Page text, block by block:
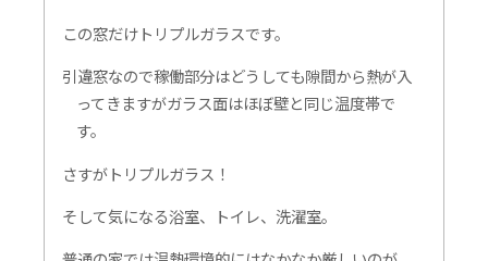
この窓だけトリプルガラスです。
引違窓なので稼働部分はどうしても隙間から熱が入
ってきますがガラス面はほぼ壁と同じ温度帯で
す。
さすがトリプルガラス！
そして気になる浴室、トイレ、洗濯室。